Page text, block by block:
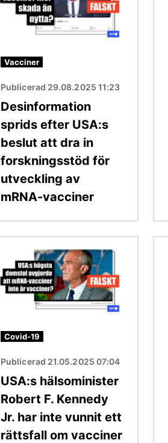
Vacciner
Publicerad 29.08.2025 11:23
Desinformation
sprids efter USA:s
beslut att dra in
forskningsstöd för
utveckling av
mRNA-vacciner
Covid-19
Publicerad 21.05.2025 07:04
USA:s hälsominister
Robert F. Kennedy
Jr. har inte vunnit ett
rättsfall om vacciner